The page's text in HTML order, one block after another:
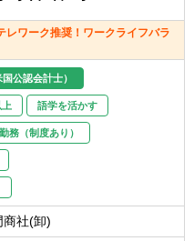
後は本職種に従事いただき
本人の適性等により
更の可能性があります。
高まり、Digital化の流れ、
New Normalの流れによる新
クは拡大しており、内部監
待は年々大きくなっている
査部門の強化は急務であ
ンバーとして経験者を採用
いる。
ト（職務の魅力）】
、Digital＆Globalに長年取り
タ分析や自動化などDigital
組みを積極的に取り入れてい
レワーク推奨！ワークライフバラ
公認会計士）
語学を活かす
務（制度あり）
商社(卸)